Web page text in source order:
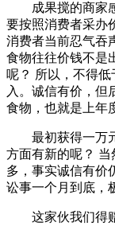
成果搅的商家感
要按照消费者采办
消费者当前忍气吞
食物往往价钱不是
呢？ 所以，不得
入。诚信有价，但
食物，也就是上年
最初获得一万元
方面有新的呢？ 当
多，事实诚信有价
讼事一个月到底，
这家伙我们得赔